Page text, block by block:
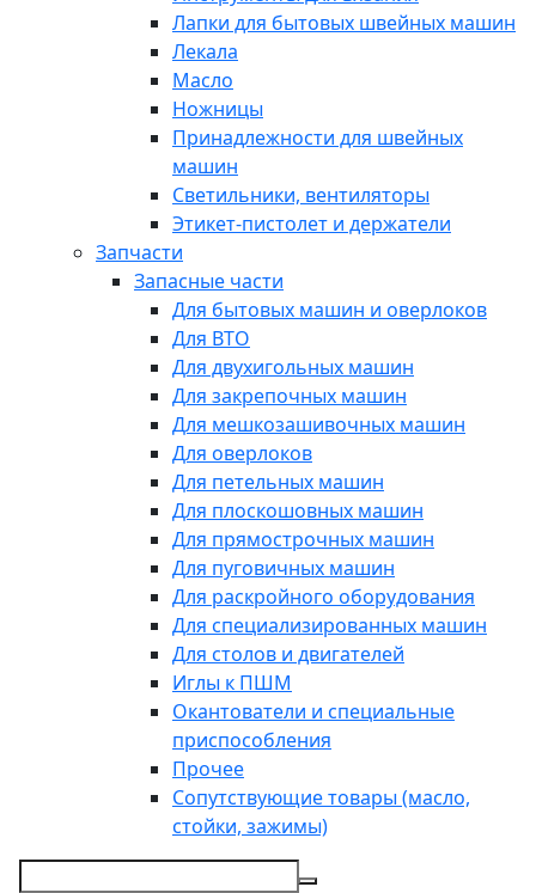
Лапки для бытовых швейных машин
Лекала
Масло
Ножницы
Принадлежности для швейных
машин
Светильники, вентиляторы
Этикет-пистолет и держатели
Запчасти
Запасные части
Для бытовых машин и оверлоков
Для ВТО
Для двухигольных машин
Для закрепочных машин
Для мешкозашивочных машин
Для оверлоков
Для петельных машин
Для плоскошовных машин
Для прямострочных машин
Для пуговичных машин
Для раскройного оборудования
Для специализированных машин
Для столов и двигателей
Иглы к ПШМ
Окантователи и специальные
приспособления
Прочее
Сопутствующие товары (масло,
стойки, зажимы)